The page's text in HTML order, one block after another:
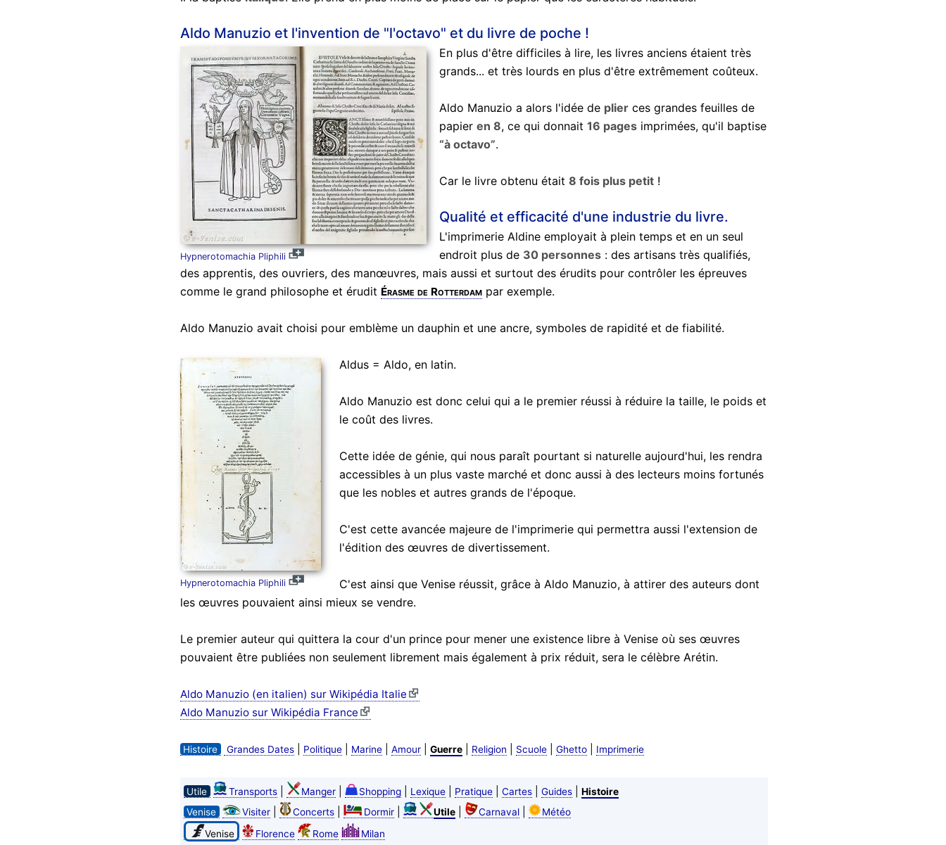
Aldo Manuzio et l'invention de "l'octavo" et du livre de poche !
Hypnerotomachia Pliphili
En plus d'être difficiles à lire, les livres anciens étaient très
grands... et très lourds en plus d'être extrêmement coûteux.
Aldo Manuzio a alors l'idée de plier ces grandes feuilles de
papieren 8, ce qui donnait16 pages imprimées, qu'il baptise
“à octavo”.
Car le livre obtenu était8 fois plus petit !
Qualité et efficacité d'une industrie du livre.
L'imprimerie Aldine employait à plein temps et en un seul
endroit plus de 30 personnes : des artisans très qualifiés,
des apprentis, des ouvriers, des manœuvres, mais aussi et surtout des érudits pour contrôler les épreuves
comme le grand philosophe et érudit Érasme de Rotterdampar exemple.
Aldo Manuzio avait choisi pour emblème un dauphin et une ancre, symboles de rapidité et de fiabilité.
Hypnerotomachia Pliphili
Aldus = Aldo, en latin.
Aldo Manuzio est donc celui qui a le premier réussi à réduire la taille, le poids et
le coût des livres.
Cette idée de génie, qui nous paraît pourtant si naturelle aujourd'hui, les rendra
accessibles à un plus vaste marché et donc aussi à des lecteurs moins fortunés
que les nobles et autres grands de l'époque.
C'est cette avancée majeure de l'imprimerie qui permettra aussi l'extension de
l'édition des œuvres de divertissement.
C'est ainsi que Venise réussit, grâce à Aldo Manuzio, à attirer des auteurs dont
les œuvres pouvaient ainsi mieux se vendre.
Le premier auteur qui quittera la cour d'un prince pour mener une existence libre à Venise où ses œuvres
pouvaient être publiées non seulement librement mais également à prix réduit, sera le célèbre Arétin.
Aldo Manuzio (en italien) sur Wikipédia Italie
Aldo Manuzio sur Wikipédia France
Histoire Grandes Dates| Politique| Marine| Amour| Guerre| Religion Scuole| Ghetto| Imprimerie
Utile Transports| Manger| Shopping| Lexique| Pratique| Cartes| Guides| Histoire
Venise
Visiter| Concerts| Dormir| Utile| Carnaval|
Météo
Venise
Florence Rome Milan